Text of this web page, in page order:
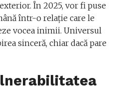
În 2025, vor fi puse
într-o relație care le
vocea inimii. Universul
sinceră, chiar dacă pare